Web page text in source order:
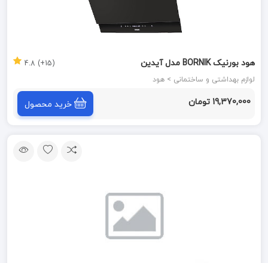
هود بورنیک BORNIK مدل آیدین
لوازم بهداشتی و ساختمانی > هود
(15+) 4.8
19,370,000 تومان خرید محصول